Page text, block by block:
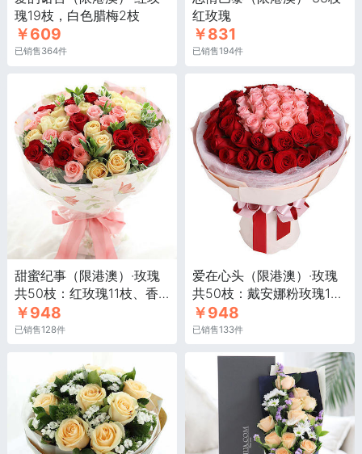
瑰19枝，白色腊梅2枝
￥609
已销售364件
红玫瑰
￥831
已销售194件
甜蜜纪事（限港澳）·玫瑰
共50枝：红玫瑰11枝、香
槟玫瑰19枝、戴安娜粉玫
瑰20枝
￥948
已销售128件
爱在心头（限港澳）·玫瑰
共50枝：戴安娜粉玫瑰19
枝，红玫瑰31枝
￥948
已销售133件